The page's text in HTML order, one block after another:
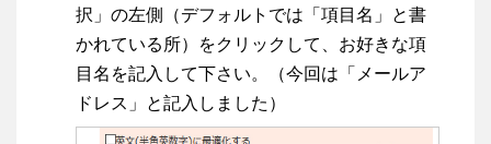
択」の左側（デフォルトでは「項目名」と書
かれている所）をクリックして、お好きな項
目名を記入して下さい。（今回は「メールア
ドレス」と記入しました）